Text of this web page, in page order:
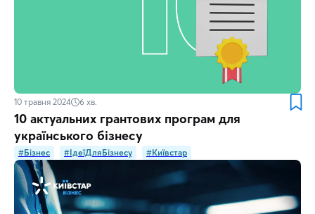
10 травня 2024 6 хв.
10 актуальних грантових програм для
українського бізнесу
#Бізнес #ІдеїДляБізнесу #Київстар